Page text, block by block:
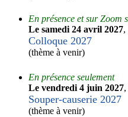
En présence et sur Zoom
Le samedi 24 avril 2027,
Colloque 2027
(thème à venir)
En présence seulement
Le vendredi 4 juin 2027
Souper-causerie 2027
(thème à venir)